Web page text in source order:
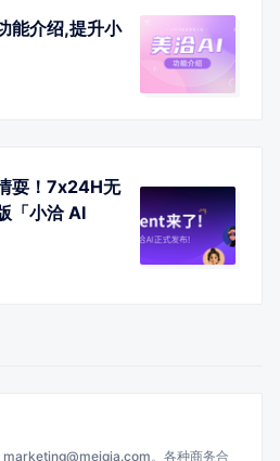
能介绍,提升小
耍！7x24H无
「小洽 AI
marketing@meiqia.com。各种商务合